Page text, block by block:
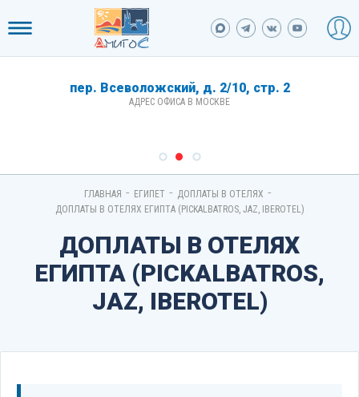
пер. Всеволожский, д. 2/10, стр. 2
АДРЕС ОФИСА В МОСКВЕ
ГЛАВНАЯ - ЕГИПЕТ - ДОПЛАТЫ В ОТЕЛЯХ -
ДОПЛАТЫ В ОТЕЛЯХ ЕГИПТА (PICKALBATROS, JAZ, IBEROTEL)
ДОПЛАТЫ В ОТЕЛЯХ
ЕГИПТА (PICKALBATROS,
JAZ, IBEROTEL)